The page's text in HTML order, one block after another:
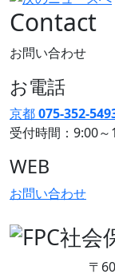
Contact
お問い合わせ
お電話
京都075-352-
受付時間：9:00～
WEB
お問い合わせ
〒